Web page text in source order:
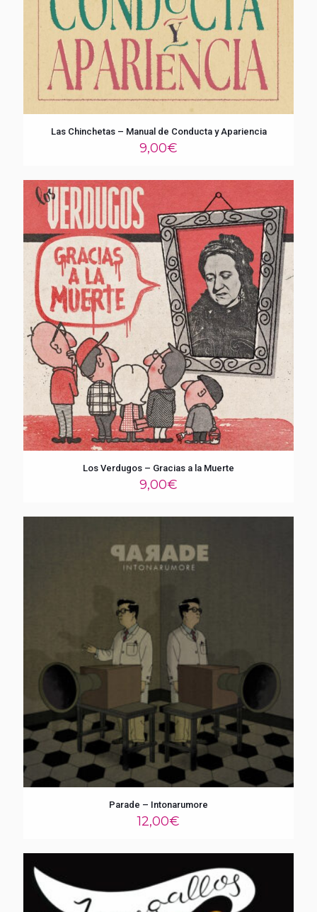
Las Chinchetas – Manual de Conducta y Apariencia
9,00€
Los Verdugos – Gracias a la Muerte
9,00€
Parade – Intonarumore
12,00€